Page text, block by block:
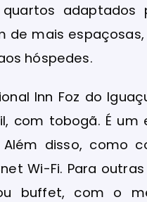
adaptados
de mais
hóspedes.
Inn Foz do
com tobogã. É
Além disso, como
Wi-Fi. Para
buffet, com o